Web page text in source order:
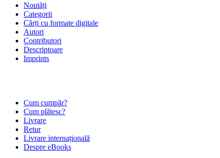
Noutăți
Categorii
Cărți cu formate digitale
Autori
Contributori
Descriptoare
Imprints
Cum cumpăr?
Cum plătesc?
Livrare
Retur
Livrare internațională
Despre eBooks